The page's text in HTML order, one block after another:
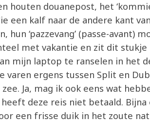
houten douanepost, het
een kalf naar de andere kant
hun ‘pazzevang’ (passe-avant)
met vakantie en zit dit
mijn laptop te ranselen in het
varen ergens tussen Split en
Ja, mag ik ook eens wat
deze reis niet betaald. Bijna
een frisse duik in het zoute